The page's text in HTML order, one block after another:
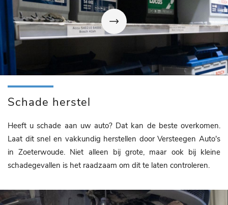
Schade herstel
Heeft u schade aan uw auto? Dat kan de beste overkomen.
Laat dit snel en vakkundig herstellen door Versteegen Auto's
in Zoeterwoude. Niet alleen bij grote, maar ook bij kleine
schadegevallen is het raadzaam om dit te laten controleren.